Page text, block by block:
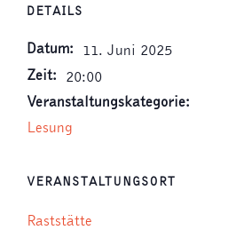
DETAILS
Datum: 11. Juni 2025
Zeit: 20:00
Veranstaltungskategorie:
Lesung
VERANSTALTUNGSORT
Raststätte